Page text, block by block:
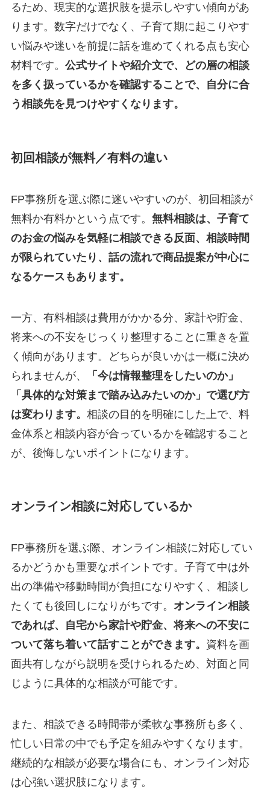
るため、現実的な選択肢を提示しやすい傾向があ
ります。数字だけでなく、子育て期に起こりやす
い悩みや迷いを前提に話を進めてくれる点も安心
材料です。 公式サイトや紹介文で、どの層の相談
を多く扱っているかを確認することで、自分に合
う相談先を見つけやすくなります。
初回相談が無料／有料の違い
FP事務所を選ぶ際に迷いやすいのが、初回相談が
無料か有料かという点です。 無料相談は、子育て
のお金の悩みを気軽に相談できる反面、相談時間
が限られていたり、話の流れで商品提案が中心に
なるケースもあります。
一方、有料相談は費用がかかる分、家計や貯金、
将来への不安をじっくり整理することに重きを置
く傾向があります。どちらが良いかは一概に決め
られませんが、
「今は情報整理をしたいのか」
「具体的な対策まで踏み込みたいのか」で選び方
は変わります。 相談の目的を明確にした上で、料
金体系と相談内容が合っているかを確認すること
が、後悔しないポイントになります。
オンライン相談に対応しているか
FP事務所を選ぶ際、オンライン相談に対応してい
るかどうかも重要なポイントです。子育て中は外
出の準備や移動時間が負担になりやすく、相談し
たくても後回しになりがちです。 オンライン相談
であれば、自宅から家計や貯金、将来への不安に
ついて落ち着いて話すことができます。 資料を画
面共有しながら説明を受けられるため、対面と同
じように具体的な相談が可能です。
また、相談できる時間帯が柔軟な事務所も多く、
忙しい日常の中でも予定を組みやすくなります。
継続的な相談が必要な場合にも、オンライン対応
は心強い選択肢になります。